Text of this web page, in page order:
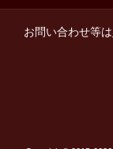
お問い合わせ等は